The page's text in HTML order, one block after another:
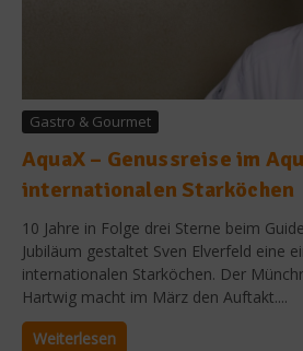
Gastro & Gourmet
AquaX – Genussreise im
internationalen Starköchen
10 Jahre in Folge drei Sterne beim
Jubiläum gestaltet Sven Elverfeld eine
internationalen Starköchen. Der
Hartwig macht im März den Auftakt....
Weiterlesen